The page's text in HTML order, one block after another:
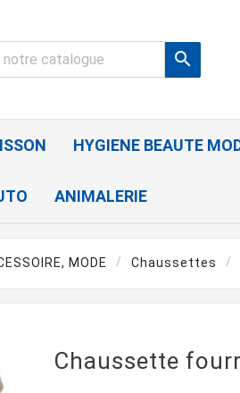

HYGIENE BEAUTE
ANIMALERIE
MODE Chaussettes
Chaussette